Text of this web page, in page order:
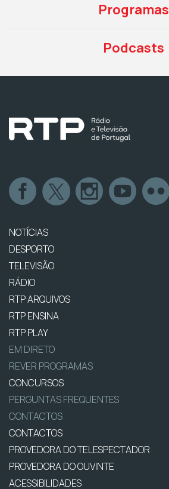
Programas
Podcasts
NOTÍCIAS
DESPORTO
TELEVISÃO
RÁDIO
RTP ARQUIVOS
RTP ENSINA
RTP PLAY
EM DIRETO
REVER PROGRAMAS
CONCURSOS
PERGUNTAS FREQUENTES
CONTACTOS
CONTACTOS
PROVEDORA DO TELESPECTADOR
PROVEDORA DO OUVINTE
ACESSIBILIDADES